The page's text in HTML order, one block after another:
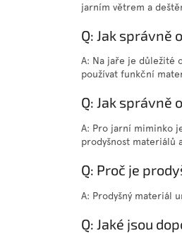
jarním větrem a
Q: Jak správně
A: Na jaře je důležité
používat funkční
Q: Jak správně
A: Pro jarní miminko
prodyšnost materiálů
Q: Proč je
A: Prodyšný materiál
Q: Jaké jsou